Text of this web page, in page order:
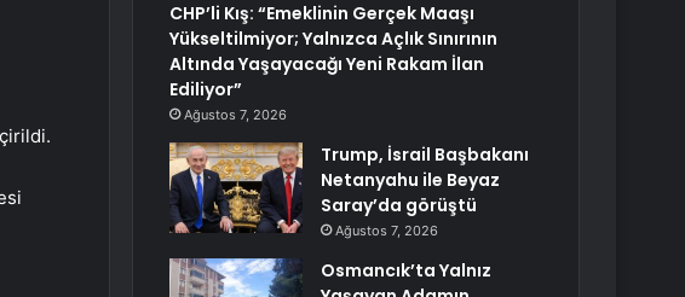
CHP’li Kış: “Emeklinin Gerçek Maaşı
Yükseltilmiyor; Yalnızca Açlık Sınırının
Altında Yaşayacağı Yeni Rakam İlan
Ediliyor”
Ağustos 7, 2026
Trump, İsrail Başbakanı
Netanyahu ile Beyaz
Saray’da görüştü
Ağustos 7, 2026
Osmancık’ta Yalnız